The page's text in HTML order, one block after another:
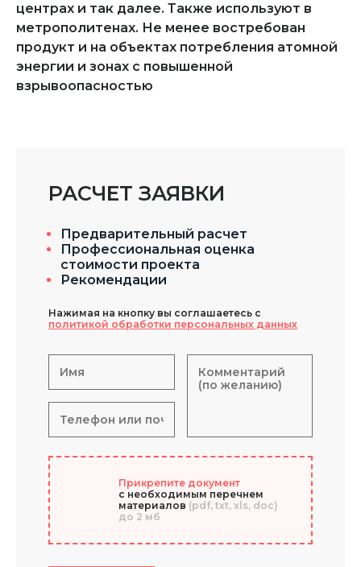
центрах и так далее. Также используют в
метрополитенах. Не менее востребован
продукт и на объектах потребления атомной
энергии и зонах с повышенной
взрывоопасностью
РАСЧЕТ ЗАЯВКИ
Предварительный расчет
Профессиональная оценка
стоимости проекта
Рекомендации
Нажимая на кнопку вы соглашаетесь с
политикой обработки персональных данных
Прикрепите документ
с необходимым перечнем
материалов (pdf, txt, xls, doc)
до 2 мб